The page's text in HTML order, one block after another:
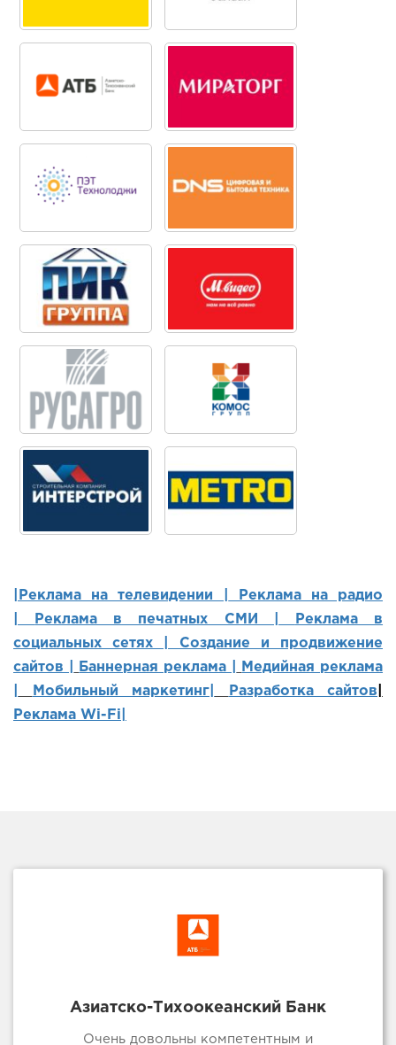
|Реклама на телевидении |
Реклама на радио
Реклама в печатных СМИ |
Реклама в
социальных сетях | Создание и продвижение
сайтов
Баннерная реклама |
Медийная реклама
Мобильный маркетинг Разработка сайтов
Реклама Wi-Fi|
Азиатско-Тихоокеанский Банк
Очень довольны компетентным и